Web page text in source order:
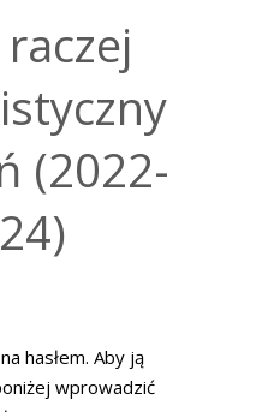
(2022-
hasłem. Aby ją
wprowadzić